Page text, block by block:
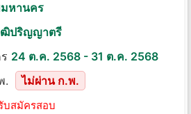
มหานคร
ปริญญาตรี
24 ต.ค. 2568 - 31 ต.ค. 2568
.
ไม่ผ่าน ก.พ.
บสมัครสอบ